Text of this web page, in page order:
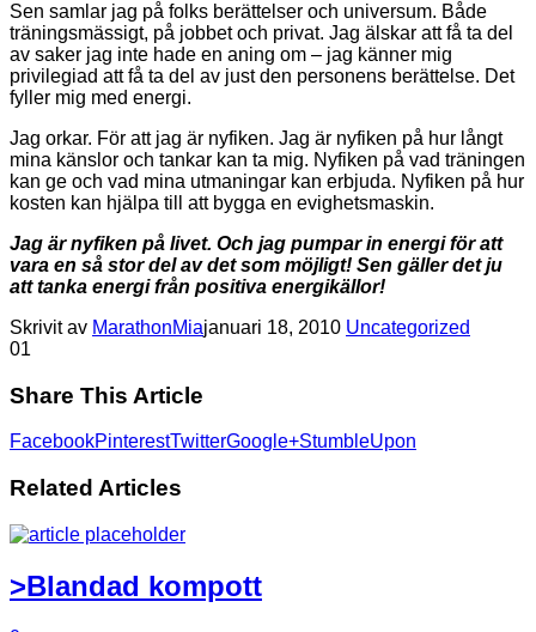
Sen samlar jag på folks berättelser och universum. Både
träningsmässigt, på jobbet och privat. Jag älskar att få ta del
av saker jag inte hade en aning om – jag känner mig
privilegiad att få ta del av just den personens berättelse. Det
fyller mig med energi.
Jag orkar. För att jag är nyfiken. Jag är nyfiken på hur långt
mina känslor och tankar kan ta mig. Nyfiken på vad träningen
kan ge och vad mina utmaningar kan erbjuda. Nyfiken på hur
kosten kan hjälpa till att bygga en evighetsmaskin.
Jag är nyfiken på livet. Och jag pumpar in energi för att
vara en så stor del av det som möjligt! Sen gäller det ju
att tanka energi från positiva energikällor!
Skrivit av MarathonMiajanuari 18, 2010 Uncategorized
01
Share This Article
FacebookPinterestTwitterGoogle+StumbleUpon
Related Articles
>Blandad kompott